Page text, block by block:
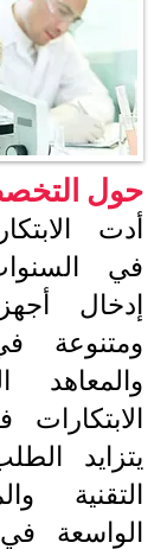
حول
أدت
في
إدخال
ومتنوعة
يتزايد
التقنية
الواسعة